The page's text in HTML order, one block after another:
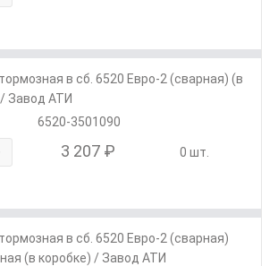
в сб. 6520 Евро-2 (сварная) (в
Завод АТИ
6520-3501090
3 207 ₽ 0 шт.
в сб. 6520 Евро-2 (сварная)
(в коробке) / Завод АТИ